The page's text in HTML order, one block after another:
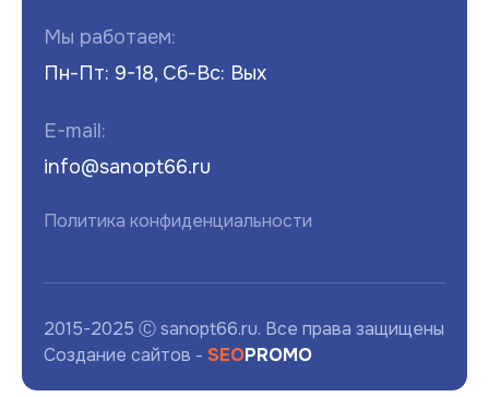
Мы работаем:
Пн-Пт: 9-18, Сб-Вс: Вых
E-mail:
info@sanopt66.ru
Политика конфиденциальности
2015-2025 Ⓒ sanopt66.ru. Все права защищены
Создание сайтов - SEOPROMO